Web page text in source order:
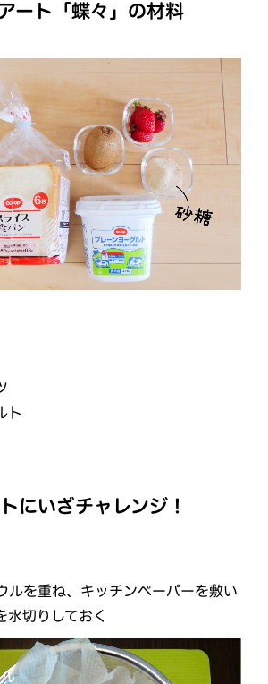
ート「蝶々」の材料
ト
にいざチャレンジ！
ルを重ね、キッチンペーパーを敷い
水切りしておく